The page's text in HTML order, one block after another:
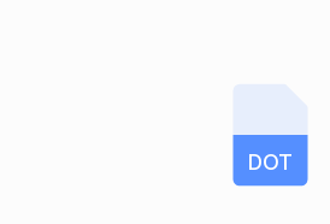
DOT